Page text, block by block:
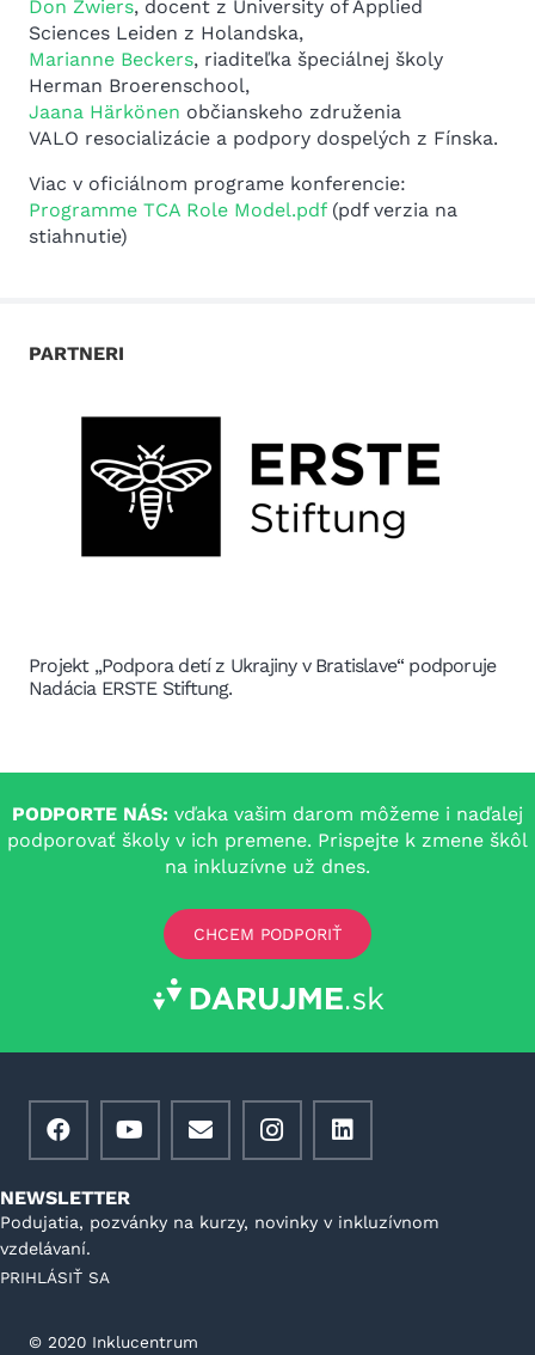
Don Zwiers, docent z University of Applied
Sciences Leiden z Holandska,
Marianne Beckers, riaditeľka špeciálnej školy
Herman Broerenschool,
Jaana Härkönen občianskeho združenia
VALO resocializácie a podpory dospelých z Fínska.
Viac v oficiálnom programe konferencie:
Programme TCA Role Model.pdf(pdf verzia na
stiahnutie)
PARTNERI
Projekt „Podpora detí z Ukrajiny v Bratislave“ podporuje
Nadácia ERSTE Stiftung.
PODPORTE NÁS: vďaka vašim darom môžeme i naďalej
podporovať školy v ich premene. Prispejte k zmene škôl
na inkluzívne už dnes.
CHCEM PODPORIŤ
NEWSLETTER
Podujatia, pozvánky na kurzy, novinky v inkluzívnom
vzdelávaní.
PRIHLÁSIŤ SA
©️ 2020 Inklucentrum